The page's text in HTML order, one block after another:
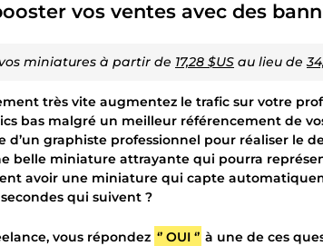
vos ventes avec des
miniatures à partir de 17,28 $US au lieu de
très vite augmentez le trafic sur votre
bas malgré un meilleur référencement de
d’un graphiste professionnel pour réaliser le
belle miniature attrayante qui pourra
avoir une miniature qui capte
qui suivent ?
vous répondez ‘’ OUI ‘’ à une de ces